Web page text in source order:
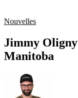
Nouvelles
Jimmy
Manitoba